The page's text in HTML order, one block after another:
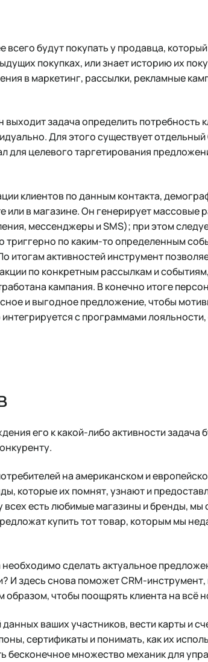
всего будут покупать у продавца,
покупках, или знает историю их
в маркетинг, рассылки, рекламные
задача определить потребность
Для этого существует
для целевого таргетирования
клиентов по данным контакта,
или в магазине. Он генерирует массовые
мессенджеры и SMS); при этом
по каким-то определенным
итогам активностей инструмент
по конкретным рассылкам и
кампания. В конечно итоге
и выгодное предложение, чтобы
с программами
его к какой-либо активности задача
на американском и
которые их помнят, узнают и
есть любимые магазины и бренды, мы
купить тот товар, которым мы
сделать актуальное
И здесь снова поможет CRM-
чтобы поощрять клиента на всё
ваших участников, вести карты и
сертификаты и понимать, как их
бесконечное множество механик для